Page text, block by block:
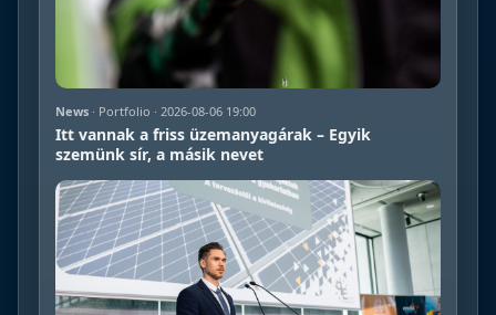
News · Portfolio · 2026-08-06 19:00
Itt vannak a friss üzemanyagárak – Egyik
szemünk sír, a másik nevet